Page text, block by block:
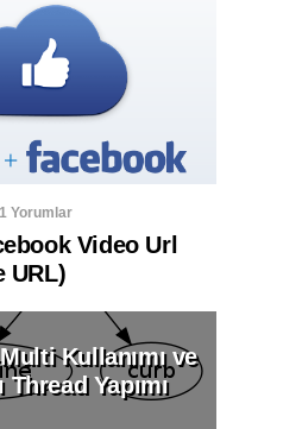
Yorumlar
Video Url
URL)
Kullanımı ve
Thread Yapımı